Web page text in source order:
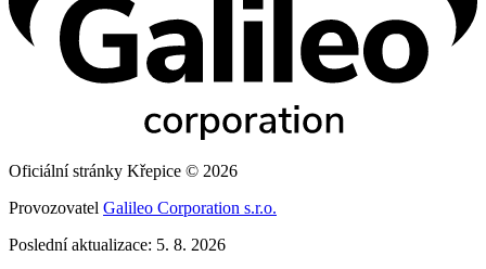
Oficiální stránky Křepice © 2026
Provozovatel Galileo Corporation s.r.o.
Poslední aktualizace: 5. 8. 2026